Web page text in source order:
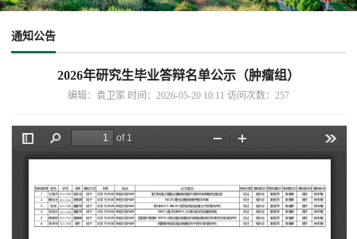
通知公告
2026年研究生毕业答辩名单公示（肿瘤组）
编辑：袁卫家 时间：2026-05-20 10:11 访问次数： 257